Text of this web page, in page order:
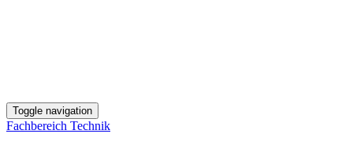
Toggle navigation
Fachbereich Technik